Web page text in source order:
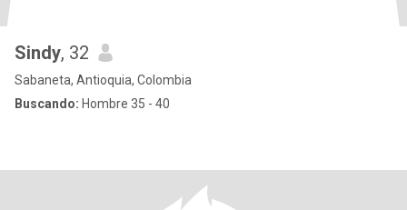
Sindy, 32
Sabaneta, Antioquia, Colombia
Buscando: Hombre 35 - 40